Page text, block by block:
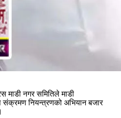
माडी नगर समितिले माडी
संक्रमण नियन्त्रणको अभियान बजार